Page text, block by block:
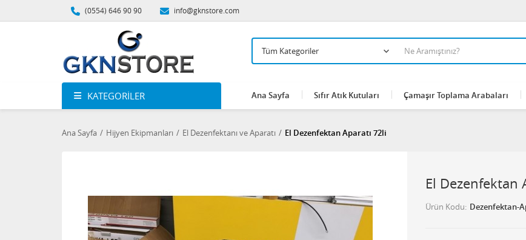
(0554) 646 90 90 info@gknstore.com
KATEGORILER Ana Sayfa Sıfır Atık Kutuları Çamaşır Toplama Arabaları
Ana Sayfa Hijyen Ekipmanları El Dezenfektanı ve Aparatı El Dezenfektan Aparatı 72li
El Dezenfektan
Ürün Kodu Dezenfektan-